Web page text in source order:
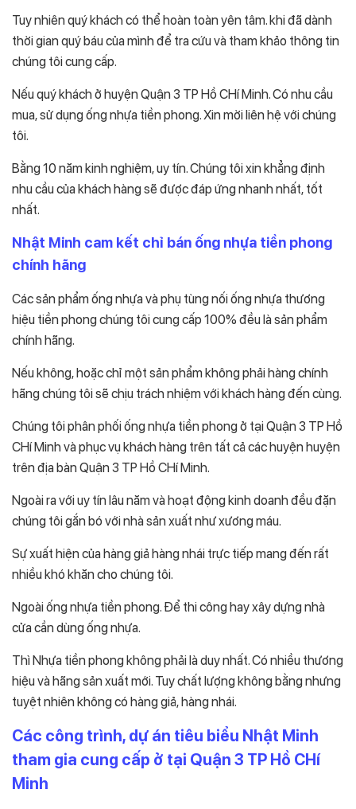
Tuy nhiên quý khách có thể hoàn toàn yên tâm. khi đã dành
thời gian quý báu của mình để tra cứu và tham khảo thông tin
chúng tôi cung cấp.
Nếu quý khách ở huyện Quận 3 TP Hồ CHí Minh. Có nhu cầu
mua, sử dụng ống nhựa tiền phong. Xin mời liên hệ với chúng
tôi.
Bằng 10 năm kinh nghiệm, uy tín. Chúng tôi xin khẳng định
nhu cầu của khách hàng sẽ được đáp ứng nhanh nhất, tốt
nhất.
Nhật Minh cam kết chỉ bán ống nhựa tiền phong
chính hãng
Các sản phẩm ống nhựa và phụ tùng nối ống nhựa thương
hiệu tiền phong chúng tôi cung cấp 100% đều là sản phẩm
chính hãng.
Nếu không, hoặc chỉ một sản phẩm không phải hàng chính
hãng chúng tôi sẽ chịu trách nhiệm với khách hàng đến cùng.
Chúng tôi phân phối ống nhựa tiền phong ở tại Quận 3 TP Hồ
CHí Minh và phục vụ khách hàng trên tất cả các huyện huyện
trên địa bàn Quận 3 TP Hồ CHí Minh.
Ngoài ra với uy tín lâu năm và hoạt động kinh doanh đều đặn
chúng tôi gắn bó với nhà sản xuất như xương máu.
Sự xuất hiện của hàng giả hàng nhái trực tiếp mang đến rất
nhiều khó khăn cho chúng tôi.
Ngoài ống nhựa tiền phong. Để thi công hay xây dựng nhà
cửa cần dùng ống nhựa.
Thì Nhựa tiền phong không phải là duy nhất. Có nhiều thương
hiệu và hãng sản xuất mới. Tuy chất lượng không bằng nhưng
tuyệt nhiên không có hàng giả, hàng nhái.
Các công trình, dự án tiêu biểu Nhật Minh
tham gia cung cấp ở tại Quận 3 TP Hồ CHí
Minh